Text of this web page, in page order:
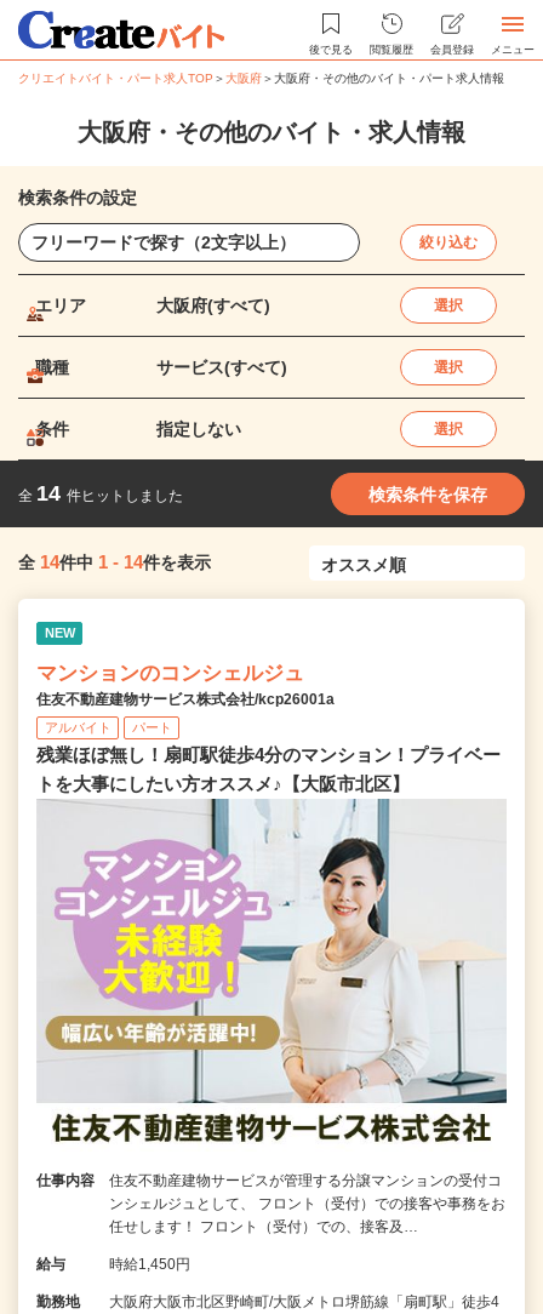
後で見る 閲覧履歴 会員登録 メニュー
クリエイトバイト・パート求人TOP ＞大阪府＞大阪府・その他のバイト・パート求人情報
大阪府・その他のバイト・求人情報
検索条件の設定
絞り込む
エリア 大阪府(すべて) 選択
職種 サービス(すべて) 選択
条件 指定しない 選択
全 14 件ヒットしました 検索条件を保存
全 14件中 1 - 14件を表示
NEW
マンションのコンシェルジュ
住友不動産建物サービス株式会社/kcp26001a
アルバイト パート
残業ほぼ無し！扇町駅徒歩4分のマンション！プライベー
トを大事にしたい方オススメ♪【大阪市北区】
仕事内容
住友不動産建物サービスが管理する分譲マンションの受付コ
ンシェルジュとして、 フロント（受付）での接客や事務をお
任せします！ フロント（受付）での、接客及…
給与 時給1,450円
勤務地
大阪府大阪市北区野崎町/大阪メトロ堺筋線「扇町駅」徒歩4